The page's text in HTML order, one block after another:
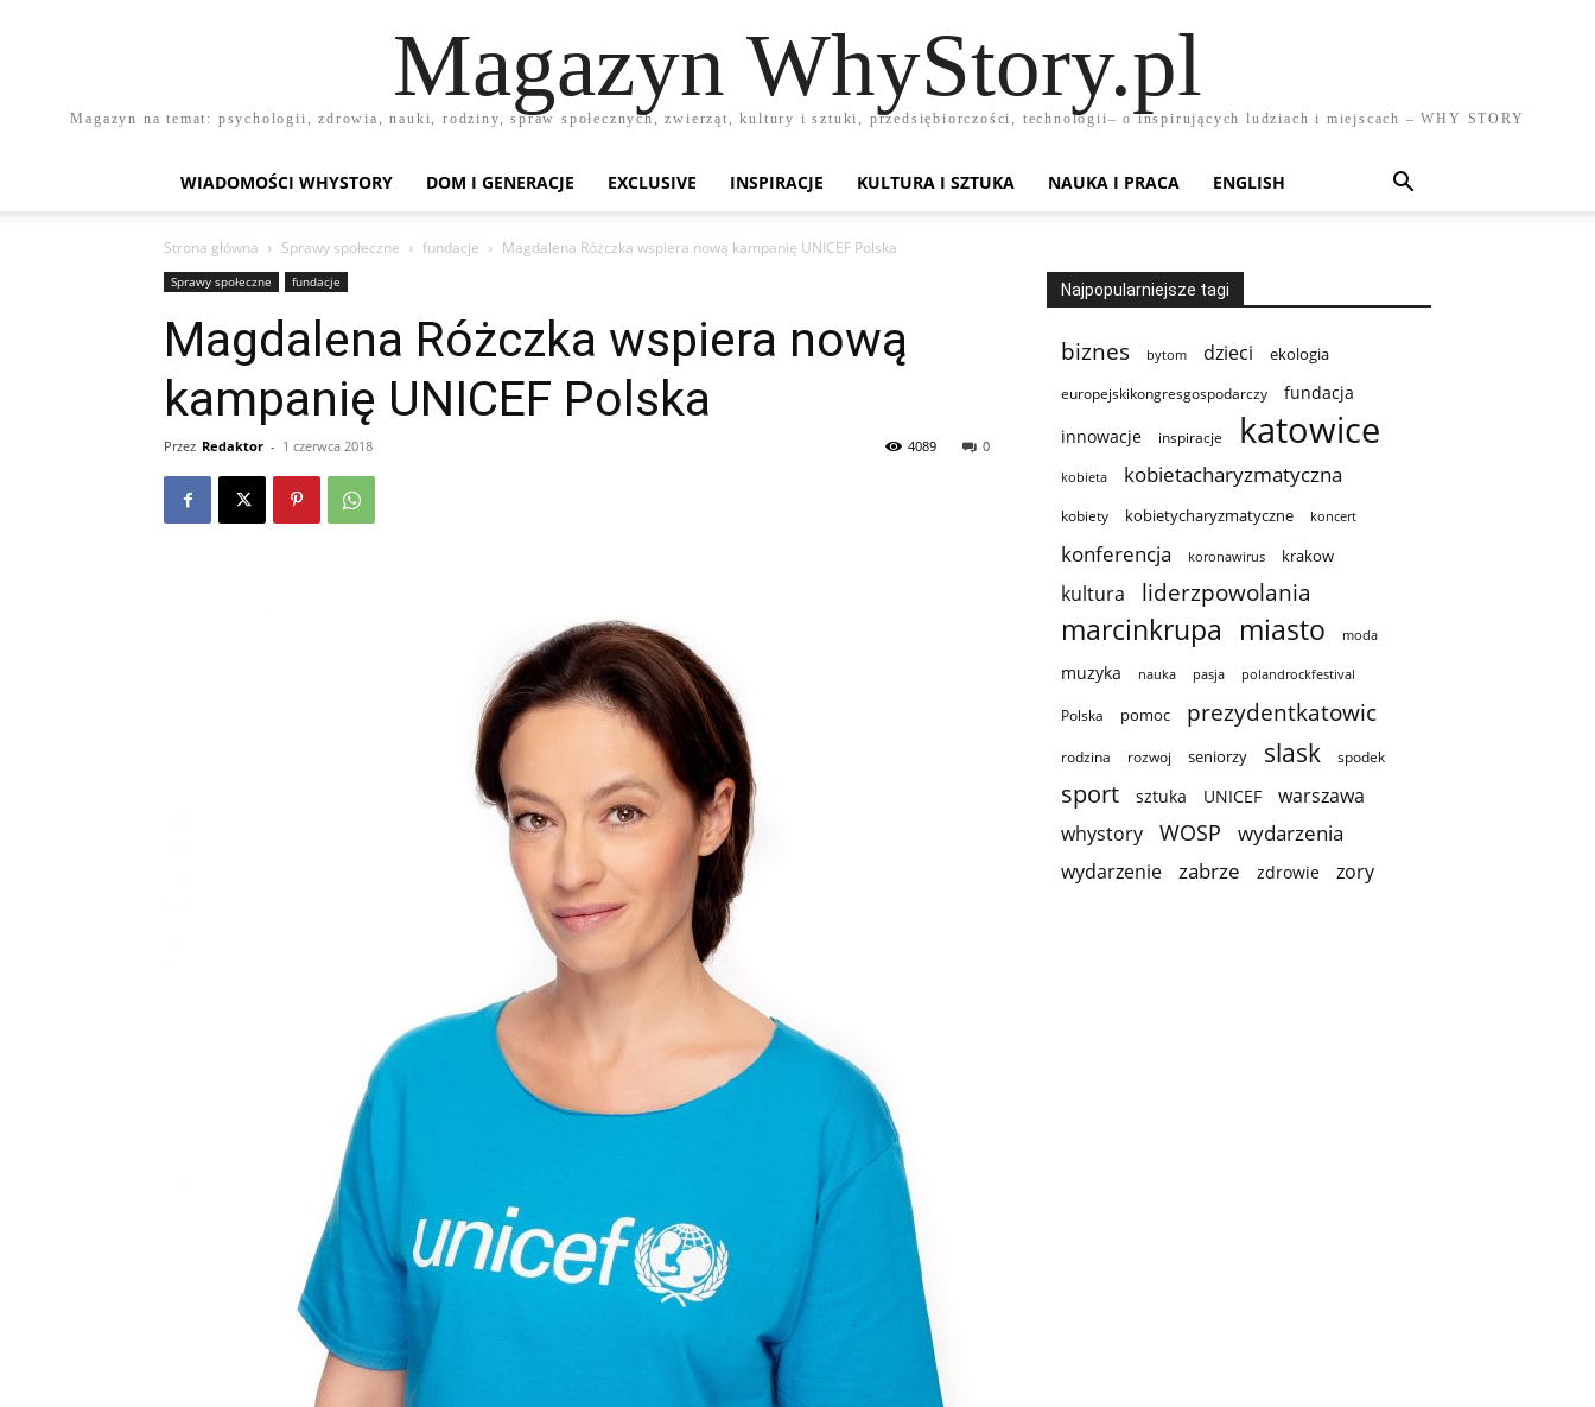
Magazyn WhyStory.pl
Magazyn na temat: psychologii, zdrowia, nauki, rodziny, spraw społecznych, zwierząt, kultury i sztuki, przedsiębiorczości, technologii– o inspirujących ludziach i miejscach – WHY STORY
WIADOMOŚCI WHYSTORY DOM I GENERACJE EXCLUSIVE INSPIRACJE KULTURA I SZTUKA NAUKA I PRACA ENGLISH
Strona główna Sprawy społeczne fundacje Magdalena Różczka wspiera nową kampanię UNICEF Polska
Sprawy społeczne fundacje
Magdalena Różczka wspiera nową
kampanię UNICEF Polska
Przez Redaktor - 1 czerwca 2018 0
4089
Najpopularniejsze tagi
biznes bytom dzieci ekologia
europejskikongresgospodarczy fundacja
innowacje inspiracje katowice
kobieta kobietacharyzmatyczna
kobiety kobietycharyzmatyczne koncert
konferencja koronawirus krakow
kultura liderzpowolania
marcinkrupa miasto moda
muzyka nauka pasja polandrockfestival
Polska pomoc prezydentkatowic
rodzina rozwoj seniorzy slask spodek
sport sztuka UNICEF
warszawa
whystory
WOSP
wydarzenia
wydarzenie
zabrze zdrowie zory